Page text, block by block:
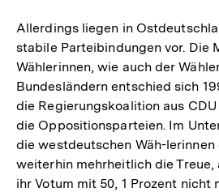
der
Fußnote
Allerdings liegen in
stabile Parteibindungen vor. Die
Wählerinnen, wie auch der
Bundesländern entschied sich
die Regierungskoalition aus
die Oppositionsparteien. Im
die westdeutschen Wäh-
weiterhin mehrheitlich die
ihr Votum mit 50, 1 Prozent nicht